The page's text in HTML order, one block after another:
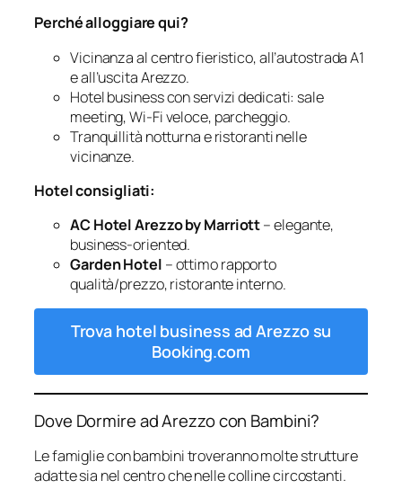
Perché alloggiare qui?
Vicinanza al centro fieristico, all’autostrada A1
e all’uscita Arezzo.
Hotel business con servizi dedicati: sale
meeting, Wi-Fi veloce, parcheggio.
Tranquillità notturna e ristoranti nelle
vicinanze.
Hotel consigliati:
AC Hotel Arezzo by Marriott– elegante,
business-oriented.
Garden Hotel – ottimo rapporto
qualità/prezzo, ristorante interno.
Trova hotel business ad Arezzo su
Booking.com
Dove Dormire ad Arezzo con Bambini?
Le famiglie con bambini troveranno molte strutture
adatte sia nel centro che nelle colline circostanti.